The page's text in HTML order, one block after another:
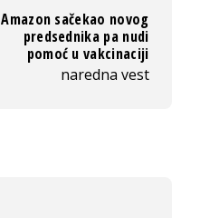
Amazon sačekao novog
predsednika pa nudi
pomoć u vakcinaciji
naredna vest